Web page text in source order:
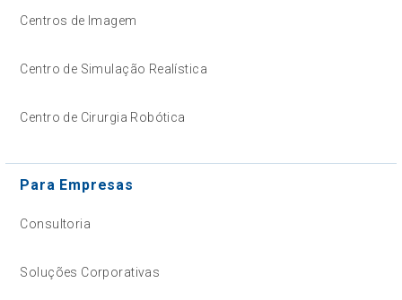
Centros de Imagem
Centro de Simulação Realística
Centro de Cirurgia Robótica
Para Empresas
Consultoria
Soluções Corporativas